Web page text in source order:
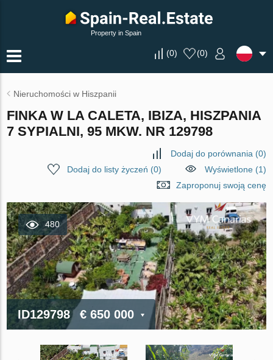
Property in Spain
(0) (0)
Nieruchomości w Hiszpanii
FINKA W LA CALETA, IBIZA, HISZPANIA
7 SYPIALNI, 95 MKW. NR 129798
Dodaj do porównania (0)
Dodaj do listy życzeń (0)
Wyświetlone (1)
Zaproponuj swoją cenę
480
ID129798 € 650 000